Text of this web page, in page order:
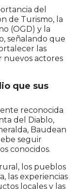
del
de Turismo, la
(OGD) y la
señalando que
las
nuevos actores
que sus
reconocida
del Diablo,
Baudean
seguir
conocidos.
los pueblos
las experiencias
locales y las